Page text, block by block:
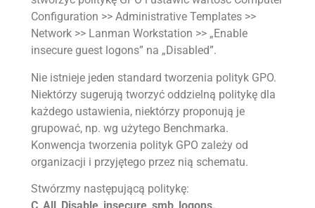
Configuration >> Administrative Templates >>
Network >> Lanman Workstation >> „Enable
insecure guest logons” na „Disabled”.
Nie istnieje jeden standard tworzenia polityk GPO.
Niektórzy sugerują tworzyć oddzielną politykę dla
każdego ustawienia, niektórzy proponują je
grupować, np. wg użytego Benchmarka.
Konwencja tworzenia polityk GPO zależy od
organizacji i przyjętego przez nią schematu.
Stwórzmy następującą politykę: